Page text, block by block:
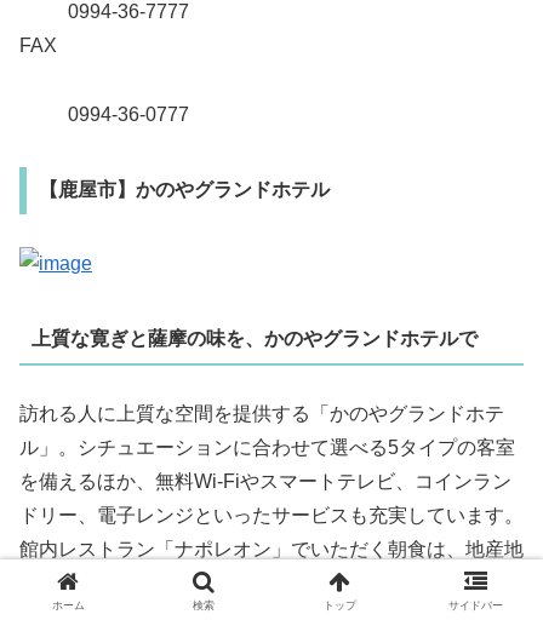
0994-36-7777
FAX
0994‐36-0777
【鹿屋市】かのやグランドホテル
上質な寛ぎと薩摩の味を、かのやグランドホテルで
訪れる人に上質な空間を提供する「かのやグランドホテ
ル」。シチュエーションに合わせて選べる5タイプの客室
を備えるほか、無料Wi-Fiやスマートテレビ、コインラン
ドリー、電子レンジといったサービスも充実しています。
館内レストラン「ナポレオン」でいただく朝食は、地産地
消にこだわったバイキングスタイル。和食・洋食を常時
ホーム 検索 トップ サイドバー